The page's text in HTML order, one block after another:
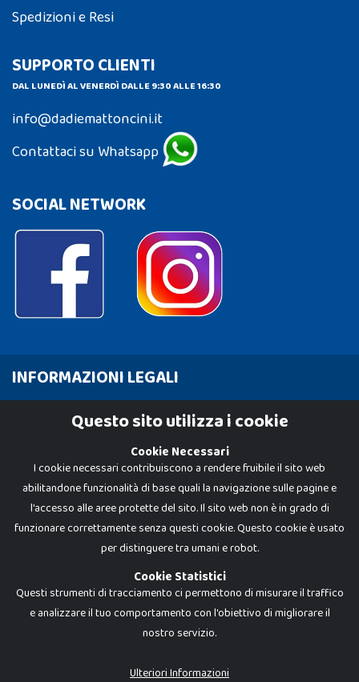
Spedizioni e Resi
SUPPORTO CLIENTI
DAL LUNEDÌ AL VENERDÌ DALLE 9:30 ALLE 16:30
info@dadiemattoncini.it
Contattaci su Whatsapp
SOCIAL NETWORK
INFORMAZIONI LEGALI
Cookie Policy
Dadi e Mattoncini è un brand di Giocabene Srl. Ogni riproduzione o utilizzo non
I prezzi e le promozioni pubblicate potrebbero differire da quanto esposto in
Questo sito utilizza i cookie
Cookie Necessari
I cookie necessari contribuiscono a rendere fruibile il sito web
abilitandone funzionalità di base quali la navigazione sulle pagine e
l'accesso alle aree protette del sito. Il sito web non è in grado di
funzionare correttamente senza questi cookie. Questo cookie è usato
per distinguere tra umani e robot.
Cookie Statistici
Questi strumenti di tracciamento ci permettono di misurare il traffico
e analizzare il tuo comportamento con l'obiettivo di migliorare il
nostro servizio.
Ulteriori Informazioni